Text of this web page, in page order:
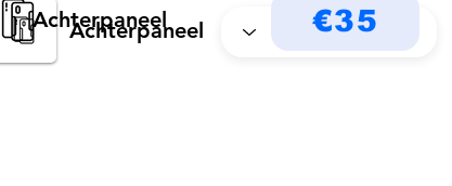
Achterpaneel
Achterpaneel €35